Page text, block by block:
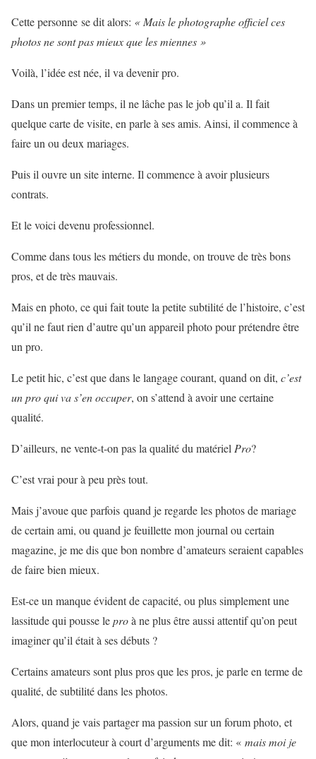
Cette personne se dit alors: « Mais le photographe officiel ces
photos ne sont pas mieux que les miennes »
Voilà, l’idée est née, il va devenir pro.
Dans un premier temps, il ne lâche pas le job qu’il a. Il fait
quelque carte de visite, en parle à ses amis. Ainsi, il commence à
faire un ou deux mariages.
Puis il ouvre un site interne. Il commence à avoir plusieurs
contrats.
Et le voici devenu professionnel.
Comme dans tous les métiers du monde, on trouve de très bons
pros, et de très mauvais.
Mais en photo, ce qui fait toute la petite subtilité de l’histoire, c’est
qu’il ne faut rien d’autre qu’un appareil photo pour prétendre être
un pro.
Le petit hic, c’est que dans le langage courant, quand on dit, c’est
un pro qui va s’en occuper, on s’attend à avoir une certaine
qualité.
D’ailleurs, ne vente-t-on pas la qualité du matériel Pro?
C’est vrai pour à peu près tout.
Mais j’avoue que parfois quand je regarde les photos de mariage
de certain ami, ou quand je feuillette mon journal ou certain
magazine, je me dis que bon nombre d’amateurs seraient capables
de faire bien mieux.
Est-ce un manque évident de capacité, ou plus simplement une
lassitude qui pousse leproà ne plus être aussi attentif qu’on peut
imaginer qu’il était à ses débuts ?
Certains amateurs sont plus pros que les pros, je parle en terme de
qualité, de subtilité dans les photos.
Alors, quand je vais partager ma passion sur un forum photo, et
que mon interlocuteur à court d’arguments me dit: « mais moi je